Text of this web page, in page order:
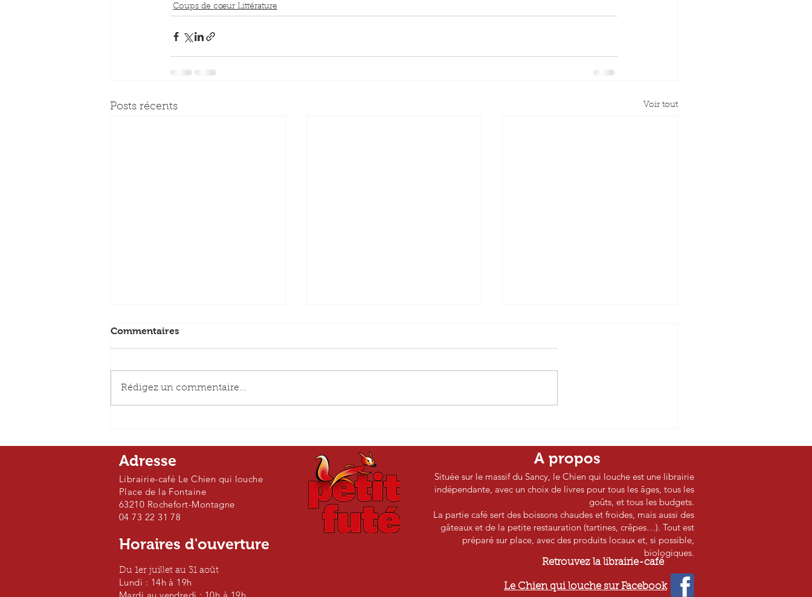
Coups de cœur Littérature
Posts récents Voir tout
Commentaires
Rédigez un commentaire...
Adresse
Librairie-café Le Chien qui louche
Place de la Fontaine
63210 Rochefort-Montagne
04 73 22 31 78
Du 1er juillet au 31 août
Lundi : 14h à 19h
Horaires d'ouverture
A propos
Située sur le massif du Sancy, le Chien qui louche est une librairie
indépendante, avec un choix de livres pour tous les âges, tous les
goûts, et tous les budgets.
La partie café sert des boissons chaudes et froides, mais aussi des
gâteaux et de la petite restauration (tartines, crêpes…). Tout est
préparé sur place, avec des produits locaux et, si possible,
biologiques.
Retrouvez la librairie-café
Le Chien qui louche sur Facebook